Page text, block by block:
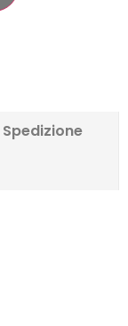
Spedizione